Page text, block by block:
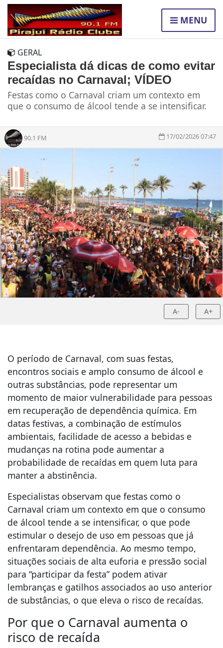
MENU
GERAL
Especialista dá dicas de como evitar
recaídas no Carnaval; VÍDEO
Festas como o Carnaval criam um contexto em
que o consumo de álcool tende a se intensificar.
90.1 FM 17/02/2026 07:47
A- A+
O período de Carnaval, com suas festas,
encontros sociais e amplo consumo de álcool e
outras substâncias, pode representar um
momento de maior vulnerabilidade para pessoas
em recuperação de dependência química. Em
datas festivas, a combinação de estímulos
ambientais, facilidade de acesso a bebidas e
mudanças na rotina pode aumentar a
probabilidade de recaídas em quem luta para
manter a abstinência.
Especialistas observam que festas como o
Carnaval criam um contexto em que o consumo
de álcool tende a se intensificar, o que pode
estimular o desejo de uso em pessoas que já
enfrentaram dependência. Ao mesmo tempo,
situações sociais de alta euforia e pressão social
para “participar da festa” podem ativar
lembranças e gatilhos associados ao uso anterior
de substâncias, o que eleva o risco de recaídas.
Por que o Carnaval aumenta o
risco de recaída